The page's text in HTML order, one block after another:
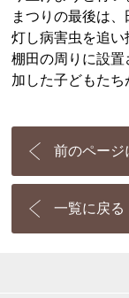
まつりの最後は
灯し病害虫を追い
棚田の周りに設
加した子どもたち
前のページ
一覧に戻る